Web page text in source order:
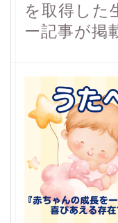
を取得した
ー記事が掲